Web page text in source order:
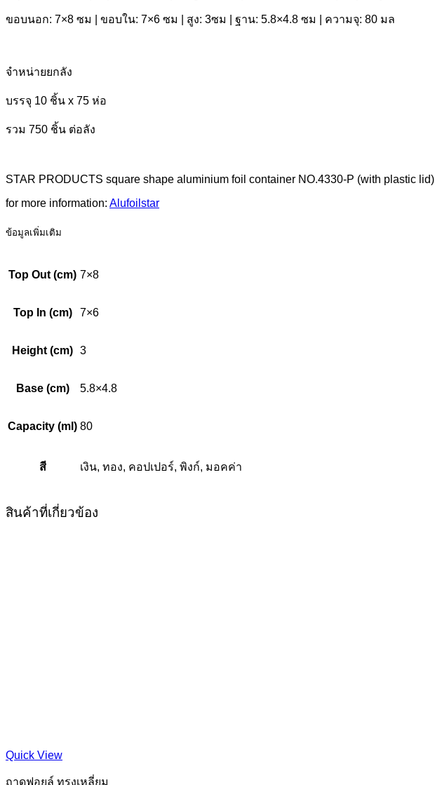
ขอบนอก: 7×8 ซม | ขอบใน: 7×6 ซม | สูง: 3ซม | ฐาน: 5.8×4.8 ซม | ความจุ: 80 มล
จำหน่ายยกลัง
บรรจุ 10 ชิ้น x 75 ห่อ
รวม 750 ชิ้น ต่อลัง
STAR PRODUCTS square shape aluminium foil container NO.4330-P (with plastic lid)
for more information: Alufoilstar
ข้อมูลเพิ่มเติม
Top Out (cm) 7×8
Top In (cm) 7×6
Height (cm) 3
Base (cm) 5.8×4.8
Capacity (ml) 80
สี เงิน, ทอง, คอปเปอร์, พิงก์, มอคค่า
สินค้าที่เกี่ยวข้อง
Quick View
ถาดฟอยล์ ทรงเหลี่ยม